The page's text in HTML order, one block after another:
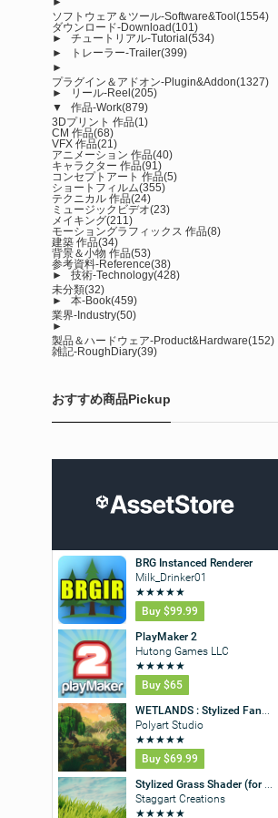
ソフトウェア＆ツール-Software&Tool(1554)
ダウンロード-Download(101)
►
チュートリアル-Tutorial(534)
►
トレーラー-Trailer(399)
►
プラグイン＆アドオン-Plugin&Addon(1327)
►
リール-Reel(205)
▼
作品-Work(879)
3Dプリント 作品(1)
CM 作品(68)
VFX 作品(21)
アニメーション 作品(40)
キャラクター 作品(91)
コンセプトアート 作品(5)
ショートフィルム(355)
テクニカル 作品(24)
ミュージックビデオ(23)
メイキング(211)
モーショングラフィックス 作品(8)
建築 作品(34)
背景＆小物 作品(53)
参考資料-Reference(38)
►
技術-Technology(428)
未分類(32)
►
本-Book(459)
業界-Industry(50)
►
製品＆ハードウェア-Product&Hardware(152)
雑記-RoughDiary(39)
おすすめ商品Pickup